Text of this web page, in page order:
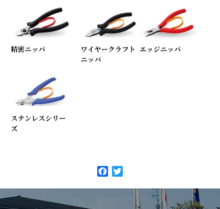
精密ニッパ
ワイヤークラフト
ニッパ
エッジニッパ
ステンレスシリー
ズ